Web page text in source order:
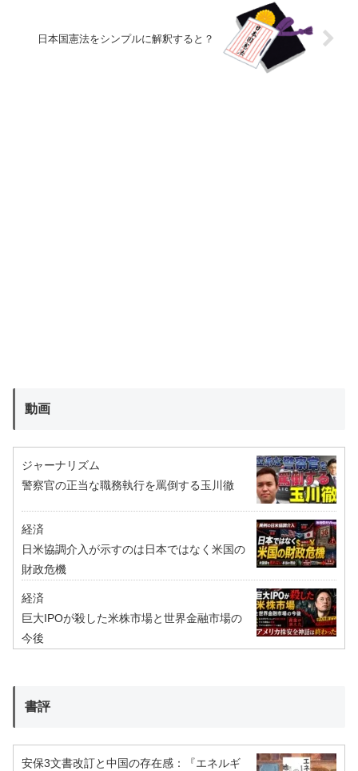
日本国憲法をシンプルに解釈すると？
動画
ジャーナリズム
警察官の正当な職務執行を罵倒する玉川徹
経済
日米協調介入が示すのは日本ではなく米国の
財政危機
経済
巨大IPOが殺した米株市場と世界金融市場の
今後
書評
安保3文書改訂と中国の存在感：『エネルギ